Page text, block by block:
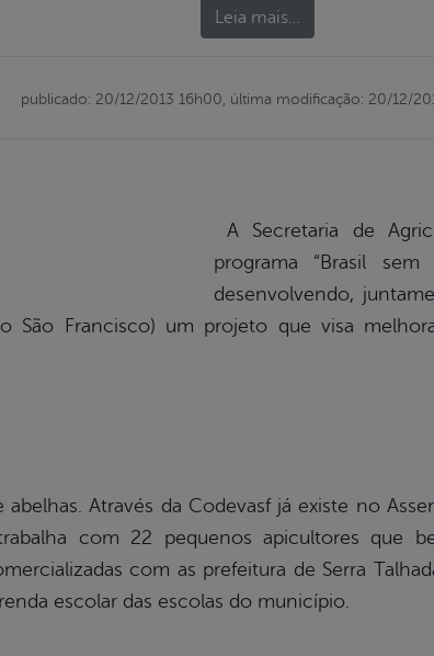
Leia mais…
publicado: 20/12/2013 16h00, última modificação: 20/12/
A Secretaria de
programa “Brasil
desenvolvendo,
São Francisco) um projeto que visa
Através da Codevasf já existe no
com 22 pequenos apicultores que
com as prefeitura de Serra
escolar das escolas do município.